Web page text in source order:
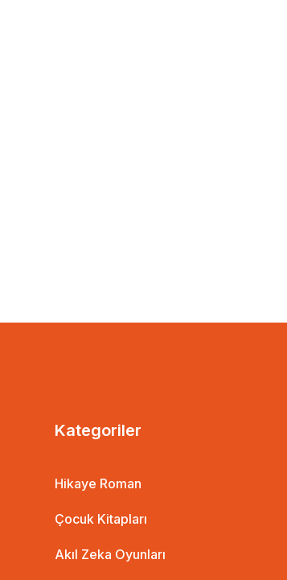
Kategoriler
Hikaye Roman
Çocuk Kitapları
Akıl Zeka Oyunları